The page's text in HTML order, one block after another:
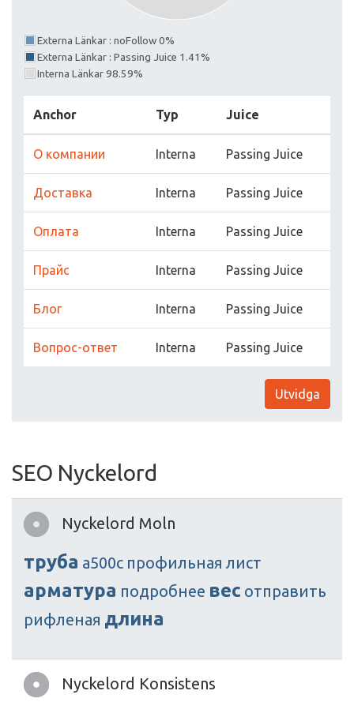
Externa Länkar : noFollow 0%
Externa Länkar : Passing Juice 1.41%
Interna Länkar 98.59%
Anchor Typ Juice
О компании Interna Passing Juice
Доставка Interna Passing Juice
Оплата Interna Passing Juice
Прайс Interna Passing Juice
Блог Interna Passing Juice
Вопрос-ответ Interna Passing Juice
Utvidga
SEO Nyckelord
Nyckelord Moln
труба а500с профильная лист
арматура подробнее вес отправить
рифленая длина
Nyckelord Konsistens